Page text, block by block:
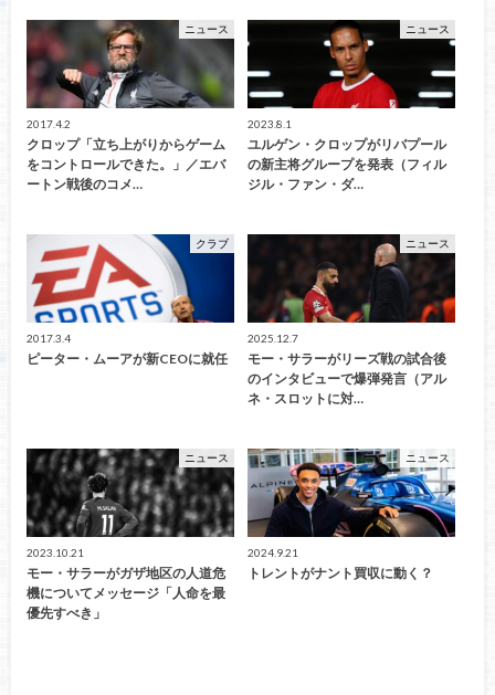
ニュース
2017.4.2
クロップ「立ち上がりからゲーム
をコントロールできた。」／エバ
ートン戦後のコメ…
ニュース
2023.8.1
ユルゲン・クロップがリバプール
の新主将グループを発表（フィル
ジル・ファン・ダ…
クラブ
2017.3.4
ピーター・ムーアが新CEOに就任
ニュース
2025.12.7
モー・サラーがリーズ戦の試合後
のインタビューで爆弾発言（アル
ネ・スロットに対…
ニュース
2023.10.21
モー・サラーがガザ地区の人道危
機についてメッセージ「人命を最
優先すべき」
ニュース
2024.9.21
トレントがナント買収に動く？